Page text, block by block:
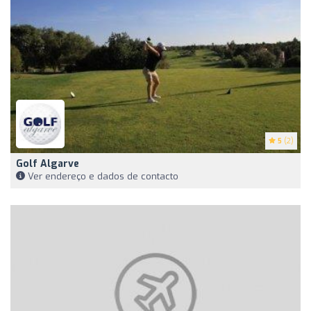
5 (2)
Golf Algarve
Ver endereço e dados de contacto